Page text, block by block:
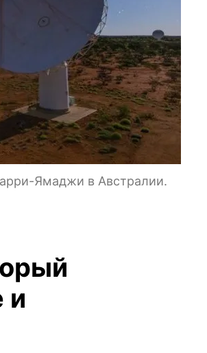
Ямаджи в Австралии.
и